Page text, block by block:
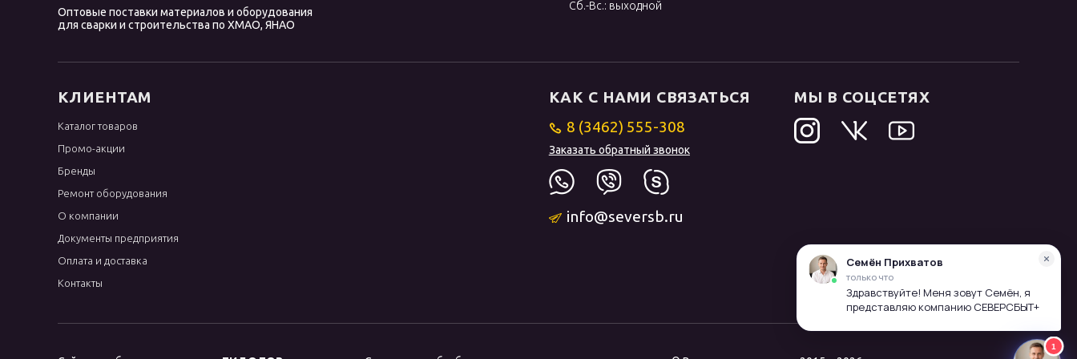
OK 96.40
OK Ni Cl
OK NiFe Cl
R-143
WC
WE
WL
WP
Оптовые поставки материалов и оборудования
для сварки и строительства по ХМАО, ЯНАО
Сб.-Вс.: выходной
КЛИЕНТАМ
Каталог товаров
Промо-акции
Бренды
Ремонт оборудования
О компании
Документы предприятия
Оплата и доставка
Контакты
КАК С НАМИ СВЯЗАТЬСЯ
8 (3462) 555-308
Заказать обратный звонок
info@seversb.ru
МЫ В СОЦСЕТЯХ